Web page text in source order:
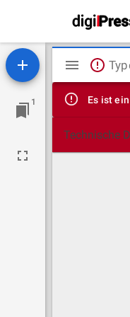
1
Viewer
Es ist
Technische